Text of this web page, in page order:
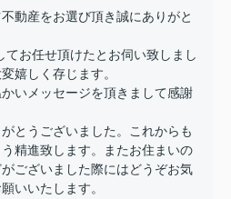
動産をお選び頂き誠にありがと
てお任せ頂けたとお伺い致しまし
嬉しく存じます。
いメッセージを頂きまして感謝
とうございました。これからも
精進致します。またお住まいの
ございました際にはどうぞお気
いいたします。